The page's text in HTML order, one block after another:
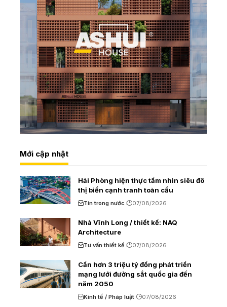
Mới cập nhật
Hải Phòng hiện thực tầm nhìn siêu đô
thị biển cạnh tranh toàn cầu
Tin trong nước 07/08/2026
Nhà Vĩnh Long / thiết kế: NAQ
Architecture
Tư vấn thiết kế 07/08/2026
Cần hơn 3 triệu tỷ đồng phát triển
mạng lưới đường sắt quốc gia đến
năm 2050
Kinh tế / Pháp luật 07/08/2026